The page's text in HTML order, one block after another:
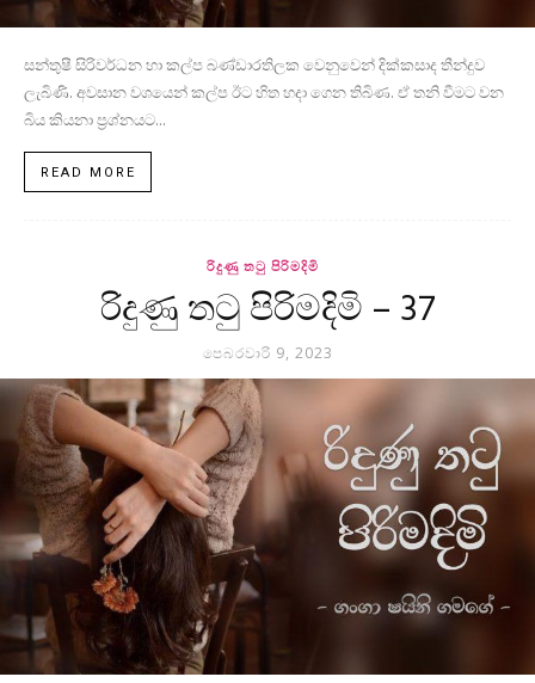
සන්තුෂී සිරිවර්ධන හා කල්ප බණ්ඩාරතිලක වෙනුවෙන් දික්කසාද තීන්දුව
ලැබිණි. අවසාන වශයෙන් කල්ප ඊට හිත හදා ගෙන තිබිණ. ඒ තනි වීමට වන
බිය කියනා ප්‍රශ්නයට...
READ MORE
රිදුණු තටු පිරිමදිමි
රිදුණු තටු පිරිමදිමි – 37
පෙබරවාරි 9, 2023